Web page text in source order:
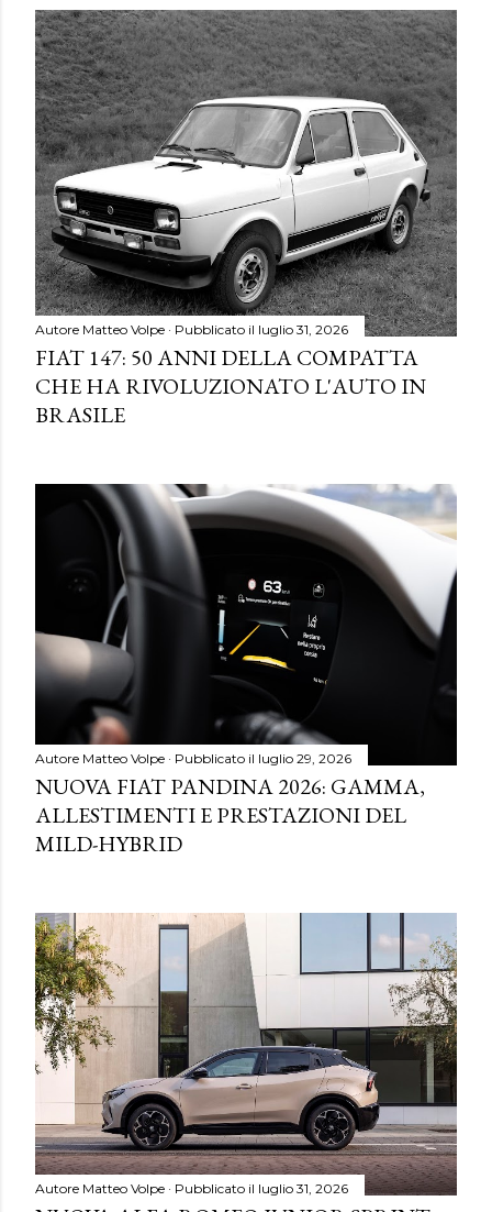
Autore Matteo Volpe Pubblicato il luglio 31, 2026
FIAT 147: 50 ANNI DELLA COMPATTA
CHE HA RIVOLUZIONATO L'AUTO IN
BRASILE
Autore Matteo Volpe Pubblicato il luglio 29, 2026
NUOVA FIAT PANDINA 2026: GAMMA,
ALLESTIMENTI E PRESTAZIONI DEL
MILD-HYBRID
Autore Matteo Volpe Pubblicato il luglio 31, 2026